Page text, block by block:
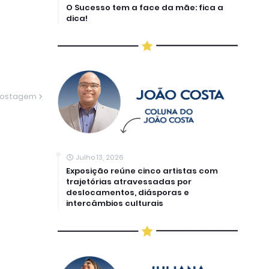
O Sucesso tem a face da mãe: fica a
dica!
Julho 13, 2026
Exposição reúne cinco artistas com
trajetórias atravessadas por
deslocamentos, diásporas e
intercâmbios culturais